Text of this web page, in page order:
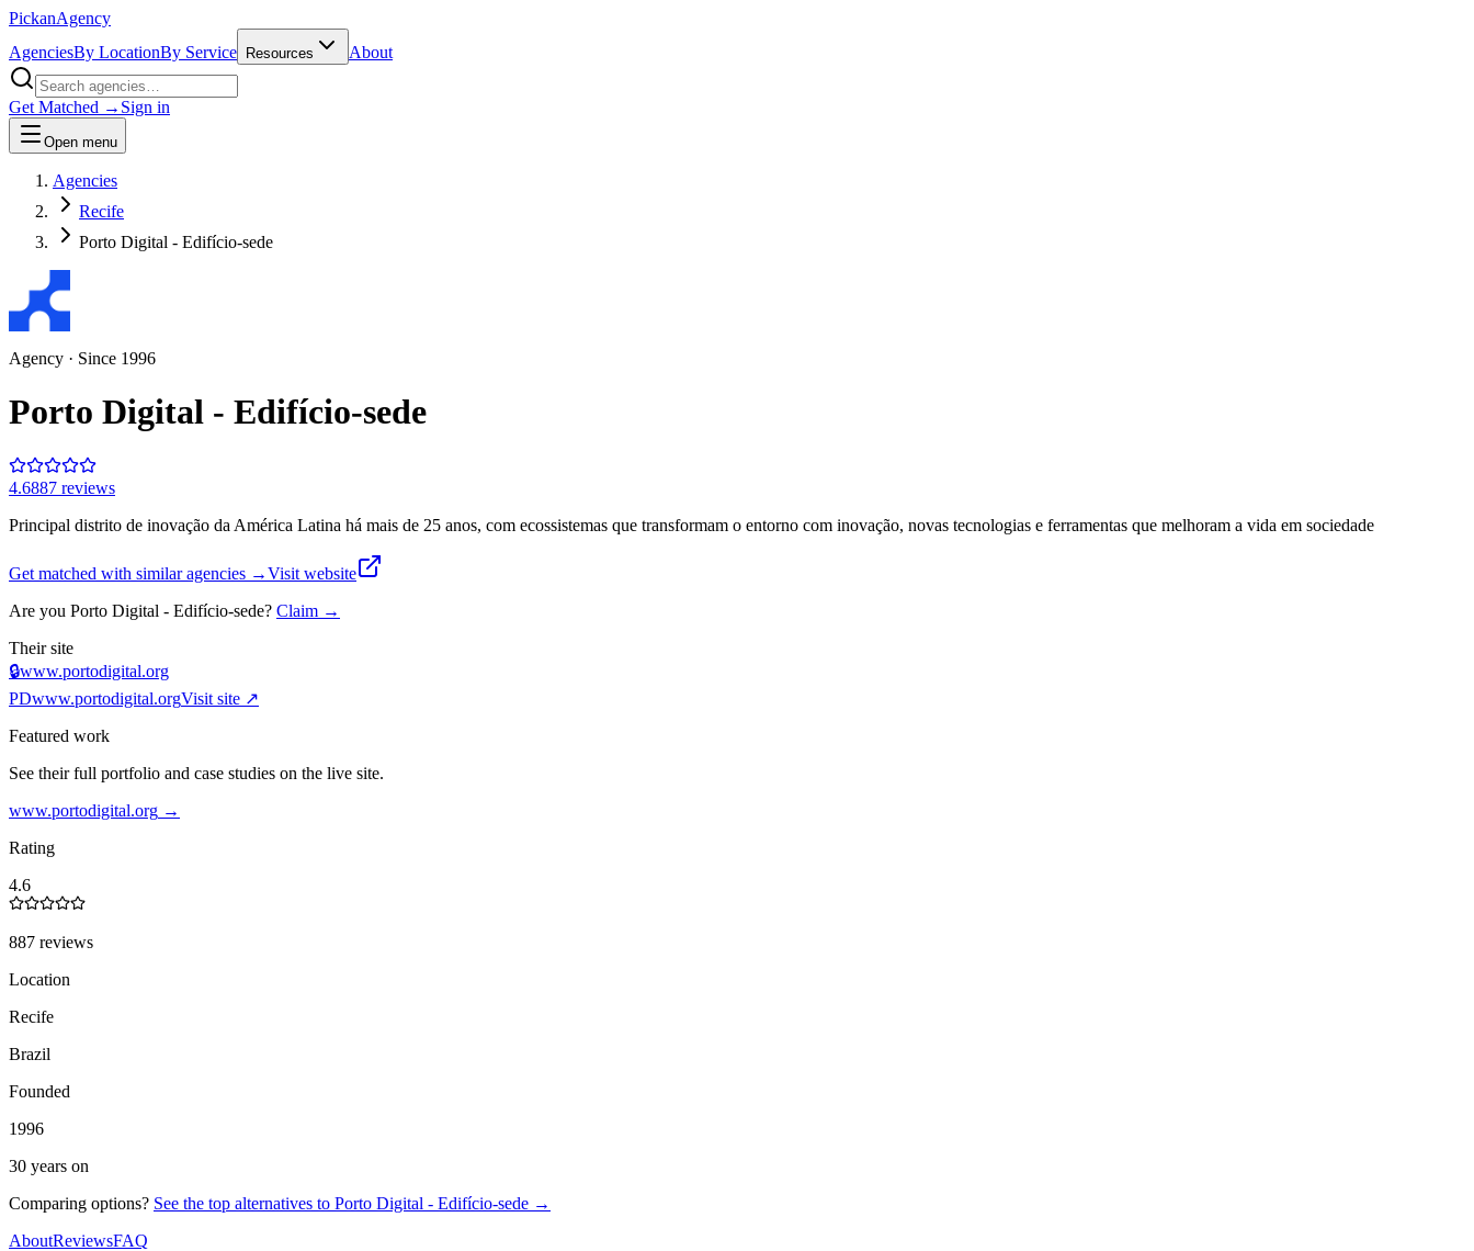
PickanAgency
AgenciesBy LocationBy Service Resources About
Get Matched → Sign in
Open menu
Agencies
Recife
Porto Digital - Edifício-sede
Agency · Since 1996
Porto Digital - Edifício-sede
4.6887 reviews
Principal distrito de inovação da América Latina há mais de 25 anos, com ecossistemas que transformam o entorno com inovação, novas tecnologias e ferramentas que melhoram a vida em sociedade
Get matched with similar agencies →Visit website
Are you Porto Digital - Edifício-sede? Claim →
Their site
🔒www.portodigital.org
PDwww.portodigital.orgVisit site ↗
Featured work
See their full portfolio and case studies on the live site.
www.portodigital.org →
Rating
4.6
887 reviews
Location
Recife
Brazil
Founded
1996
30 years on
Comparing options? See the top alternatives to Porto Digital - Edifício-sede →
AboutReviewsFAQ